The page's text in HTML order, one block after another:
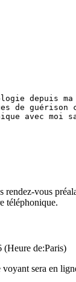
depuis ma
de
avec moi
vous
téléphonique.
(Heure de:Paris)
sera en